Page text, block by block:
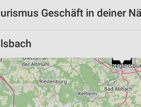
Geschäft in deiner